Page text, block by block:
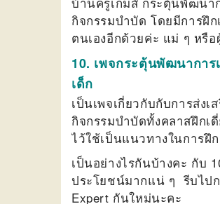
กิจกรรมบำบัด โดยมีการฝึ
ตนเองอีกด้วยค่ะ แม่ ๆ หรื
10. เพจกระตุ้นพัฒนากา
เด็ก
เป็นเพจเกี่ยวกับกับการส่
กิจกรรมบำบัดทั้งคลาสฝึกเ
ไว้ใช้เป็นแนวทางในการ
เป็นอย่างไรกันบ้างคะ กับ
ประโยชน์มากแน่ ๆ รีบไป
Expert กันใหม่นะคะ